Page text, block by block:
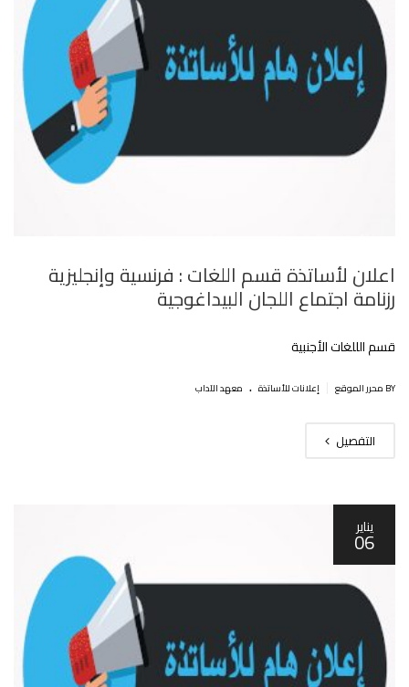
اعلان لأساتذة قسم اللغات : فرنسية وإنجليزية
رزنامة اجتماع اللجان البيداغوجية
قسم الللغات الأجنبية
BY محرر الموقع إعلانات للأساتذة . معهد الآداب
التفصيل
يناير
06